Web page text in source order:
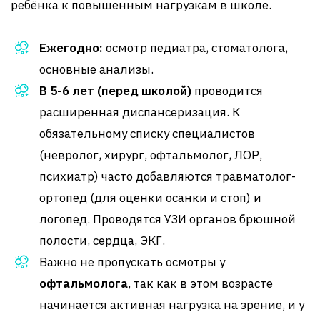
ребёнка к повышенным нагрузкам в школе.
Ежегодно: осмотр педиатра, стоматолога,
основные анализы.
В 5-6 лет (перед школой) проводится
расширенная диспансеризация. К
обязательному списку специалистов
(невролог, хирург, офтальмолог, ЛОР,
психиатр) часто добавляются травматолог-
ортопед (для оценки осанки и стоп) и
логопед. Проводятся УЗИ органов брюшной
полости, сердца, ЭКГ.
Важно не пропускать осмотры у
офтальмолога, так как в этом возрасте
начинается активная нагрузка на зрение, и у